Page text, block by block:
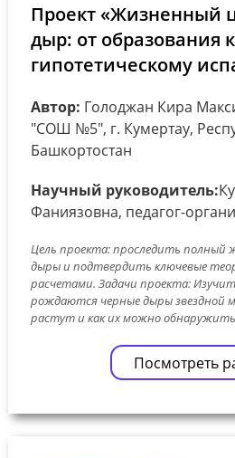
Проект «Жизненный
дыр: от образования к
гипотетическому
Автор: Голоджан Кира
"СОШ №5", г. Кумертау,
Башкортостан
Научный руководитель:
Фаниязовна, педагог-
Цель проекта: проследить полный
дыры и подтвердить ключевые
расчетами. Задачи проекта:
рождаются черные дыры звездной
растут и как их можно обнаружить
Посмотреть